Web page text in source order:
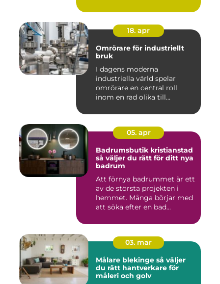
18. apr
Omrörare för industriellt
bruk
I dagens moderna
industriella värld spelar
omrörare en central roll
inom en rad olika till...
05. apr
Badrumsbutik kristianstad
så väljer du rätt för ditt nya
badrum
Att förnya badrummet är ett
av de största projekten i
hemmet. Många börjar med
att söka efter en bad...
03. mar
Målare blekinge så väljer
du rätt hantverkare för
måleri och golv